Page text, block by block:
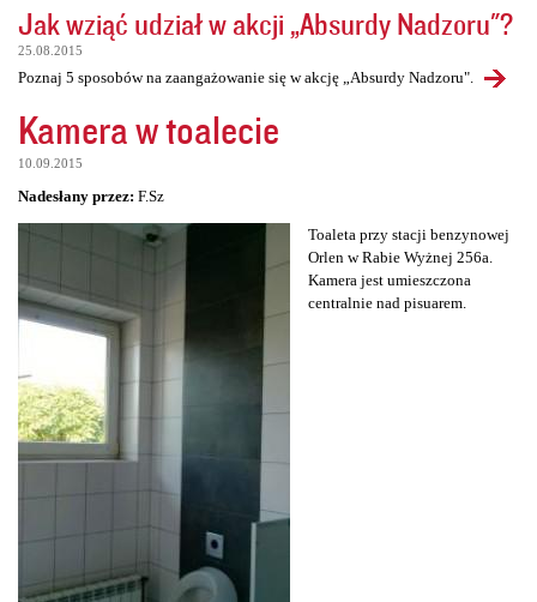
Jak wziąć udział w akcji „Absurdy Nadzoru"?
25.08.2015
Poznaj 5 sposobów na zaangażowanie się w akcję „Absurdy Nadzoru".
Kamera w toalecie
10.09.2015
Nadesłany przez: F.Sz
Toaleta przy stacji benzynowej
Orlen w Rabie Wyżnej 256a.
Kamera jest umieszczona
centralnie nad pisuarem.